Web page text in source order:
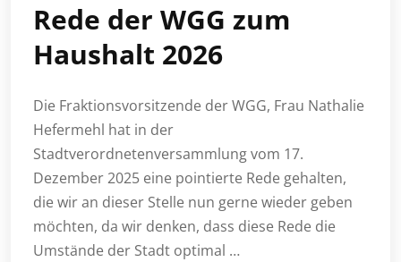
Rede der WGG zum
Haushalt 2026
Die Fraktionsvorsitzende der WGG, Frau Nathalie
Hefermehl hat in der
Stadtverordnetenversammlung vom 17.
Dezember 2025 eine pointierte Rede gehalten,
die wir an dieser Stelle nun gerne wieder geben
möchten, da wir denken, dass diese Rede die
Umstände der Stadt optimal …